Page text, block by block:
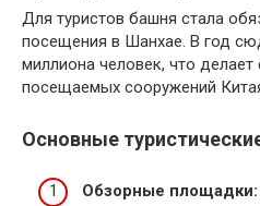
Для туристов башня стала
посещения в Шанхае. В год
миллиона человек, что
посещаемых сооружений
Основные
Обзорные площадки: